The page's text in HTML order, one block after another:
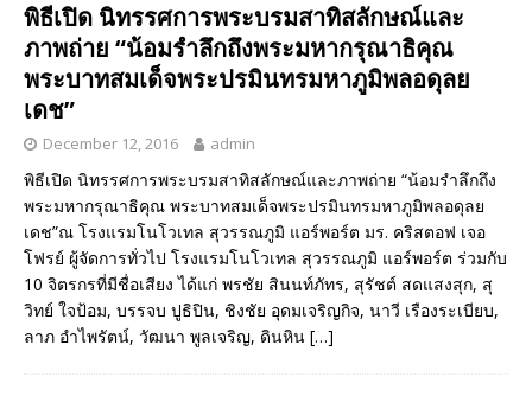
พิธีเปิด นิทรรศการพระบรมสาทิสลักษณ์และ
ภาพถ่าย “น้อมรำลึกถึงพระมหากรุณาธิคุณ
พระบาทสมเด็จพระปรมินทรมหาภูมิพลอดุลย
เดช”
December 12, 2016 admin
พิธีเปิด นิทรรศการพระบรมสาทิสลักษณ์และภาพถ่าย “น้อมรำลึกถึง
พระมหากรุณาธิคุณ พระบาทสมเด็จพระปรมินทรมหาภูมิพลอดุลย
เดช”ณ โรงแรมโนโวเทล สุวรรณภูมิ แอร์พอร์ต มร. คริสตอฟ เจอ
โฟรย์ ผู้จัดการทั่วไป โรงแรมโนโวเทล สุวรรณภูมิ แอร์พอร์ต ร่วมกับ
10 จิตรกรที่มีชื่อเสียง ได้แก่ พรชัย สินนท์ภัทร, สุรัชต์ สดแสงสุก, สุ
วิทย์ ใจป้อม, บรรจบ ปูธิปิน, ชิงชัย อุดมเจริญกิจ, นาวี เรืองระเบียบ,
ลาภ อำไพรัตน์, วัฒนา พูลเจริญ, ดินหิน […]